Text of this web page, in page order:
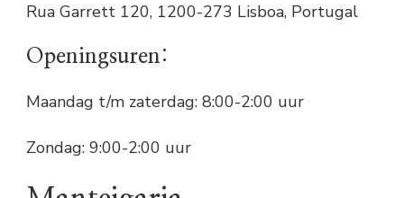
Rua Garrett 120, 1200-273 Lisboa, Portugal
Openingsuren:
Maandag t/m zaterdag: 8:00-2:00 uur
Zondag: 9:00-2:00 uur